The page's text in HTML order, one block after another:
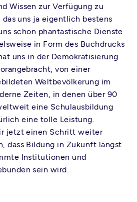
Wissen zur Verfügung zu
uns ja eigentlich bestens
schon phantastische Dienste
in Form des Buchdrucks
uns in der Demokratisierung
von einer
Weltbevölkerung im
Zeiten, in denen über 90
eine Schulausbildung
eine tolle Leistung.
jetzt einen Schritt weiter
dass Bildung in Zukunft längst
Institutionen und
sein wird.